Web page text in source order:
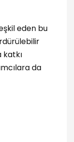
eden bu
katkı
da